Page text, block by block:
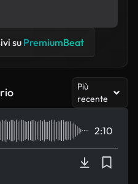
su PremiumBeat
Più
recente
2:10